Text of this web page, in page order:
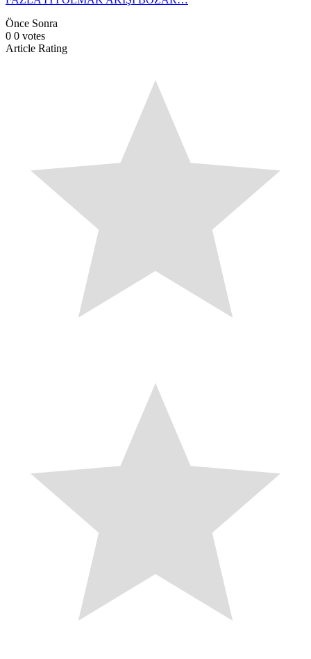
Önce Sonra
0 0 votes
Article Rating